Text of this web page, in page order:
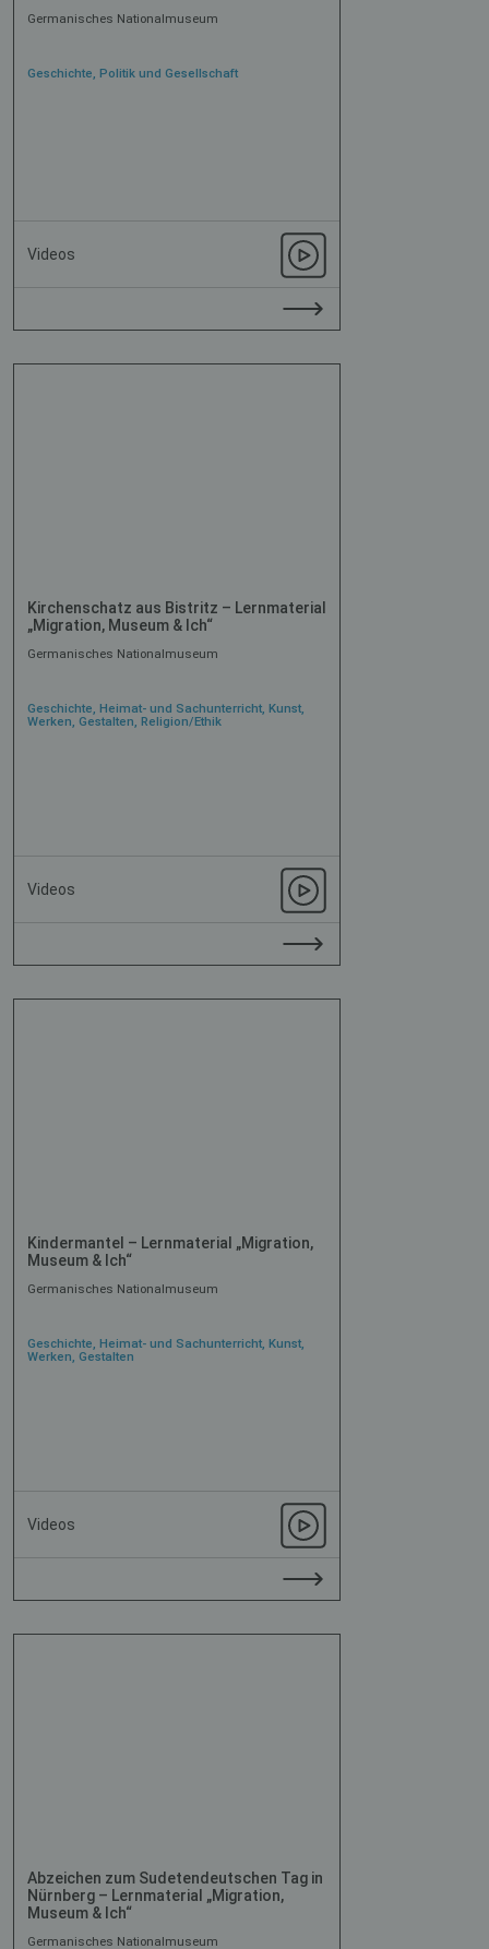
Germanisches Nationalmuseum
Geschichte, Politik und Gesellschaft
Videos
Kirchenschatz aus Bistritz – Lernmaterial
„Migration, Museum & Ich“
Germanisches Nationalmuseum
Geschichte, Heimat- und Sachunterricht, Kunst,
Werken, Gestalten, Religion/Ethik
Videos
Kindermantel – Lernmaterial „Migration,
Museum & Ich“
Germanisches Nationalmuseum
Geschichte, Heimat- und Sachunterricht, Kunst,
Werken, Gestalten
Videos
Abzeichen zum Sudetendeutschen Tag in
Nürnberg – Lernmaterial „Migration,
Museum & Ich“
Germanisches Nationalmuseum